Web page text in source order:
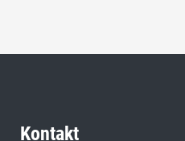
Kontakt